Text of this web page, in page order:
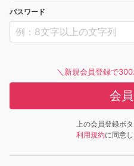
パスワード
＼新規会員登録で
会
上の会員登録ボ
利用規約に同意